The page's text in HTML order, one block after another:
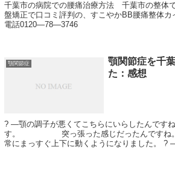
千葉市の病院での腰痛治療方法 千葉市の整体
盤矯正で口コミ評判の、すこやかBB腰痛整体
電話0120―78―3746
顎関節症
顎関節症を千
た：感想
? ―顎の調子が悪くてこちらにいらしたんです
す。 突っ張った感じだったんで
常にまっすぐ上下に動くようになりました。 ?